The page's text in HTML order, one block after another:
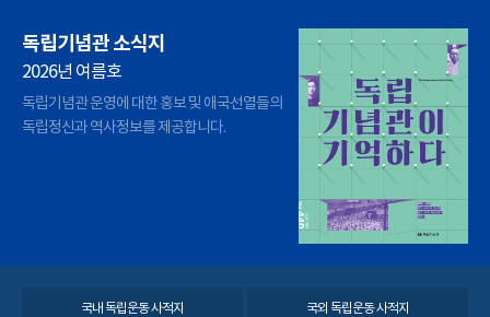
독립기념관 소식지
2026년 여름호
독립기념관 운영에 대한 홍보 및 애국선열들의
독립정신과 역사정보를 제공합니다.
국내 독립운동 사적지 국외 독립운동 사적지